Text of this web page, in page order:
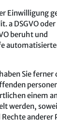
Einwilligung
a DSGVO
beruht und
Sie ferner
einem
werden,
anderer